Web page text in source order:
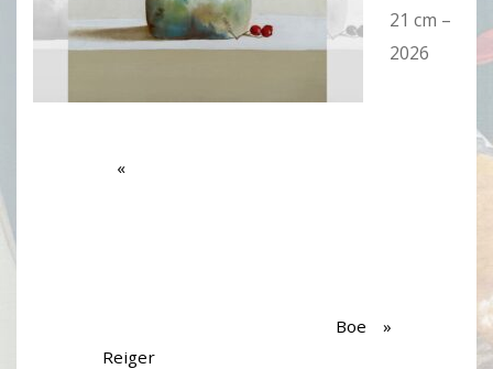
21 cm –
2026
Reiger
Boe